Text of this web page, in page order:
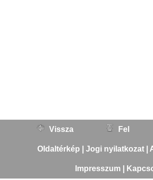
Vissza Fel
Oldaltérkép Jogi nyilatkozat|
Impresszum